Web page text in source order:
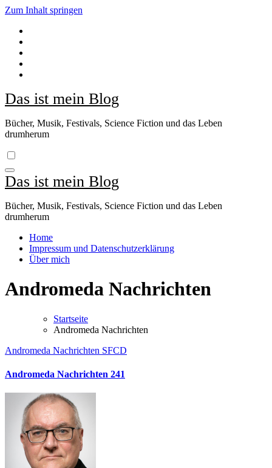
Zum Inhalt springen
Das ist mein Blog
Bücher, Musik, Festivals, Science Fiction und das Leben
drumherum
Das ist mein Blog
Bücher, Musik, Festivals, Science Fiction und das Leben
drumherum
Home
Impressum und Datenschutzerklärung
Über mich
Andromeda Nachrichten
Startseite
Andromeda Nachrichten
Andromeda Nachrichten SFCD
Andromeda Nachrichten 241